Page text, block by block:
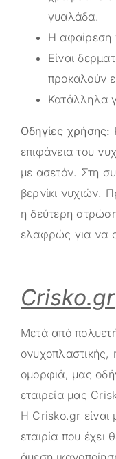
γυαλάδα.
Η αφαίρεση
Είναι
προκαλούν
Κατάλληλα
Οδηγίες χρήσης:
επιφάνεια του
με ασετόν. Στη
βερνίκι νυχιών.
η δεύτερη
ελαφρώς για να
Crisko.gr
Μετά από
ονυχοπλαστικής,
ομορφιά, μας
εταιρεία μας
Η Crisko.gr
εταιρία που έχει